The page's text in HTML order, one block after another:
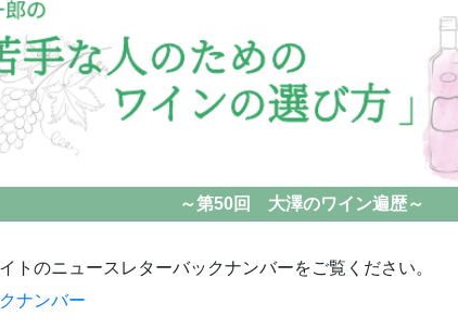
～第50回 大澤のワイン遍歴～
トのニュースレターバックナンバーをご覧ください。
ナンバー